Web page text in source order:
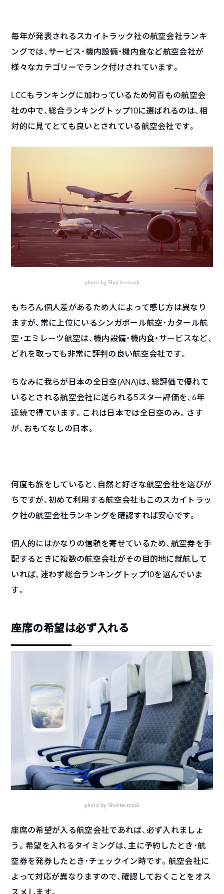
毎年が発表されるスカイトラック社の航空会社ランキ
ングでは、サービス・機内設備・機内食など航空会社が
様々なカテゴリーでランク付けされています。
LCCもランキングに加わっているため何百もの航空会
社の中で、総合ランキングトップ10に選ばれるのは、相
対的に見てとても良いとされている航空会社です。
photo by Shutterstock
もちろん個人差があるため人によって感じ方は異なり
ますが、常に上位にいるシンガポール航空・カタール航
空・エミレーツ航空は、機内設備・機内食・サービスなど、
どれを取っても非常に評判の良い航空会社です。
ちなみに我らが日本の全日空(ANA)は、総評価で優れて
いるとされる航空会社に送られる5スター評価を、6年
連続で得ています。これは日本では全日空のみ。さす
が、おもてなしの日本。
何度も旅をしていると、自然と好きな航空会社を選びが
ちですが、初めて利用する航空会社もこのスカイトラッ
ク社の航空会社ランキングを確認すれば安心です。
個人的にはかなりの信頼を寄せているため、航空券を手
配するときに複数の航空会社がその目的地に就航して
いれば、迷わず総合ランキングトップ10を選んでいま
す。
座席の希望は必ず入れる
photo by Shutterstock
座席の希望が入る航空会社であれば、必ず入れましょ
う。希望を入れるタイミングは、主に予約したとき・航
空券を発券したとき・チェックイン時です。航空会社に
よって対応が異なりますので、確認しておくことをオス
スメします。